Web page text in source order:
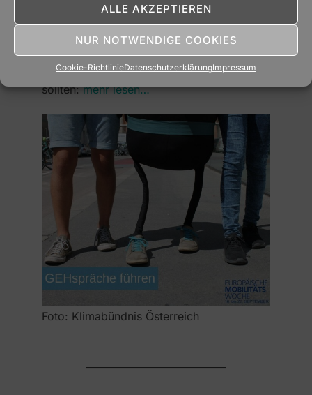
ALLE AKZEPTIEREN
NUR NOTWENDIGE COOKIES
Cookie-RichtlinieDatenschutzerklärungImpressum
Die Klima- und Energie-Modellregion
Naturpark Pöllauer Tal macht mit bei der
größten Kampagne für saubere Mobilität. 5
Fakten, warum Sie öfter einfach losgehen
sollten:mehr lesen…
Foto: Klimabündnis Österreich